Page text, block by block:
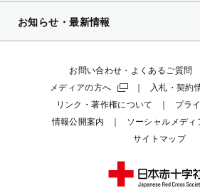
お知らせ・最新情報
お問い合わせ・よくあるご質問
メディアの方へ
入札・契約
リンク・著作権について
プラ
情報公開案内
ソーシャルメディ
サイトマップ